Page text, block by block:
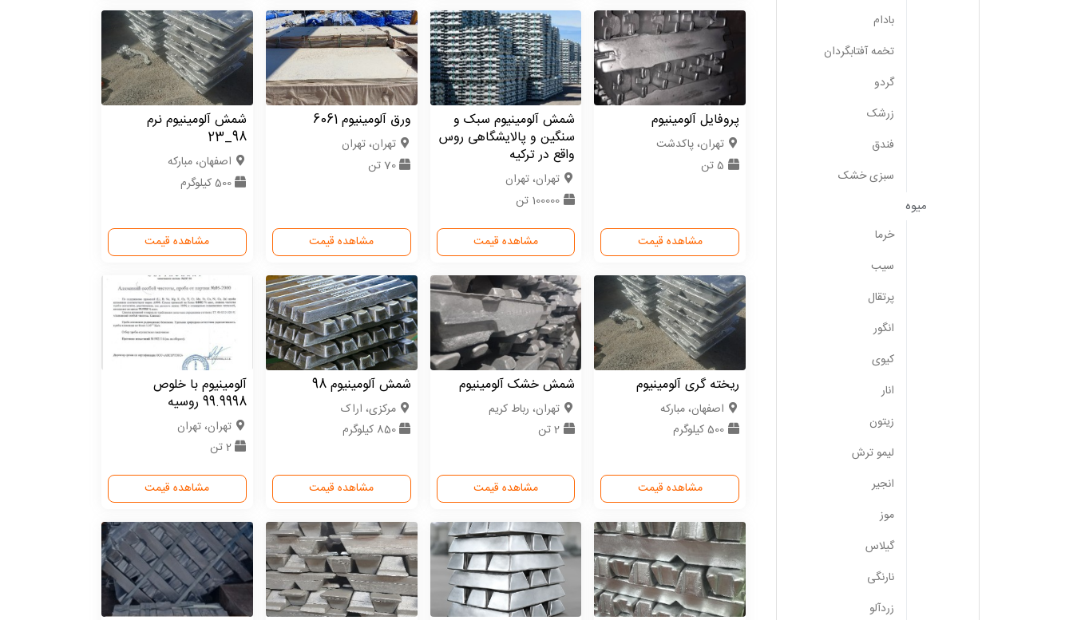
پروفایل آلومینیوم
تهران، پاکدشت
5 تن
مشاهده قیمت
شمش آلومینیوم سبک و
سنگین و پالایشگاهی روس
واقع در ترکیه
تهران، تهران
100000 تن
مشاهده قیمت
ورق آلومینیوم 6061
تهران، تهران
70 تن
مشاهده قیمت
شمش آلومینیوم نرم
98_23
اصفهان، مبارکه
500 کیلوگرم
مشاهده قیمت
ریخته گری آلومینیوم
اصفهان، مبارکه
500 کیلوگرم
مشاهده قیمت
شمش خشک آلومینیوم
تهران، رباط کریم
2 تن
مشاهده قیمت
شمش آلومینیوم 98
مركزی، اراک
850 کیلوگرم
مشاهده قیمت
آلومینیوم با خلوص
99.9998 روسیه
تهران، تهران
2 تن
مشاهده قیمت
بادام
تخمه آفتابگردان
گردو
زرشک
فندق
سبزی خشک
میوه
خرما
سیب
پرتقال
انگور
کیوی
انار
زیتون
لیمو ترش
انجیر
موز
گیلاس
نارنگی
زردآلو